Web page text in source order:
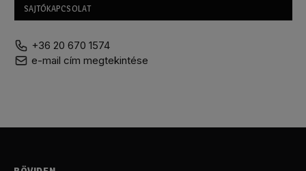
SAJTÓKAPCSOLAT
+36 20 670 1574
e-mail cím megtekintése